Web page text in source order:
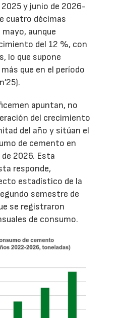
y junio de 2026-
cuatro décimas
aunque
del 12 %, con
lo que supone
que en el período
apuntan, no
del crecimiento
del año y sitúan el
de cemento en
2026. Esta
responde,
estadístico de la
semestre de
se registraron
de consumo.